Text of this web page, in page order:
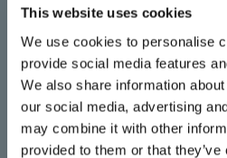
This website uses cookies
We use cookies to personalise
provide social media features
We also share information
our social media, advertising
may combine it with other
provided to them or that
アウト